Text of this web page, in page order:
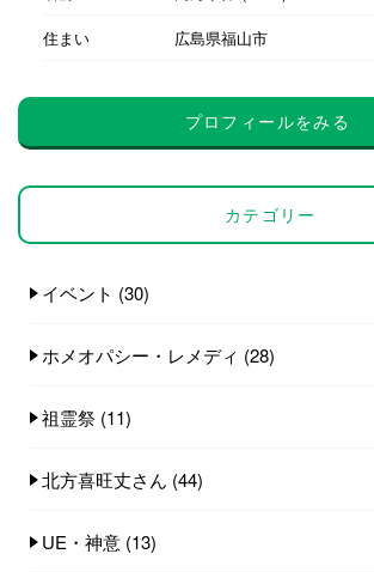
住まい
広島県福山市
プロフィールをみる
カテゴリー
イベント (30)
ホメオパシー・レメディ (28)
祖霊祭 (11)
北方喜旺丈さん (44)
UE・神意 (13)